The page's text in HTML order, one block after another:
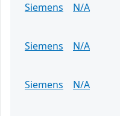
Siemens
N/A
Siemens
N/A
Siemens
N/A